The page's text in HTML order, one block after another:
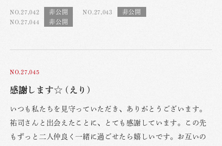
NO.27,042
NO.27,043
NO.27,044
NO.27,045
感謝します☆ (えり)
いつも私たちを見守っていただき、ありがとうございます。
祐司さんと出会えたことに、とても感謝しています。この先
もずっと二人仲良く一緒に過ごせたら嬉しいです。お互いの